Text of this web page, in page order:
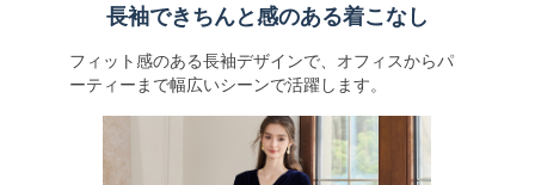
長袖できちんと感のある着こなし
フィット感のある長袖デザインで、オフィスからパ
ーティーまで幅広いシーンで活躍します。